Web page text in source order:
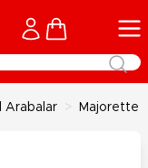
Cart
Arabalar > Majorette